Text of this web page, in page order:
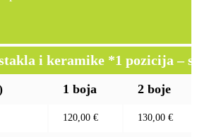
i keramike *1 pozicija –
1 boja 2 boje
120,00 € 130,00 €